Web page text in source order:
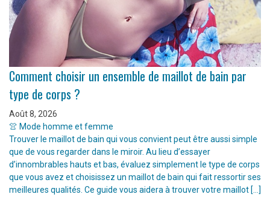
Comment choisir un ensemble de maillot de bain par
type de corps ?
Août 8, 2026
👚 Mode homme et femme
Trouver le maillot de bain qui vous convient peut être aussi simple
que de vous regarder dans le miroir. Au lieu d’essayer
d’innombrables hauts et bas, évaluez simplement le type de corps
que vous avez et choisissez un maillot de bain qui fait ressortir ses
meilleures qualités. Ce guide vous aidera à trouver votre maillot […]